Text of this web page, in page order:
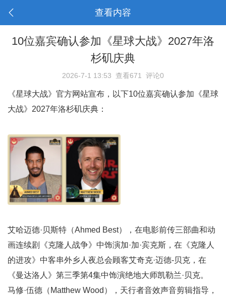
查看内容
10位嘉宾确认参加《星球大战》2027年洛
杉矶庆典
2026-7-1 13:53 查看671 评论0
《星球大战》官方网站宣布，以下10位嘉宾确认参加《星球
大战》2027年洛杉矶庆典：
艾哈迈德·贝斯特（Ahmed Best），在电影前传三部曲和动
画连续剧《克隆人战争》中饰演加·加·宾克斯，在《克隆人
的进攻》中客串外乡人夜总会顾客艾奇克·迈德-贝克，在
《曼达洛人》第三季第4集中饰演绝地大师凯勒兰·贝克。
马修·伍德（Matthew Wood），天行者音效声音剪辑指导，